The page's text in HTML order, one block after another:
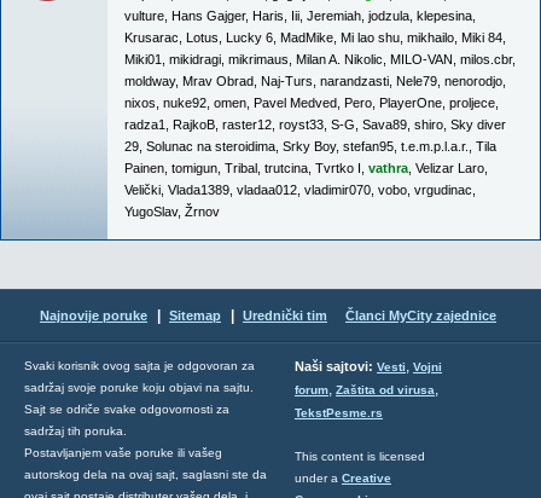
vulture Hans Gajger, Haris Iii Jeremiah jodzula klepesina
Krusarac Lotus Lucky 6 MadMike Mi lao shu mikhailo Miki 84
Miki01
mikidragi mikrimaus Milan A. Nikolic MILO-VAN milos.cbr,
moldway, Mrav Obrad Naj-Turs narandzasti Nele79 nenorodjo
nixos nuke92 omen Pavel Medved Pero PlayerOne proljece
radza1
RajkoB raster12 royst33 S-G Sava89 shiro Sky diver
29 Solunac na steroidima Srky Boy, stefan95 t.e.m.p.l.a.r.
Tila
Painen tomigun Tribal trutcina Tvrtko I vathra Velizar Laro
Velički Vlada1389 vladaa012 vladimir070 vobo vrgudinac
YugoSlav, Žrnov
Najnovije poruke Sitemap Urednički tim Članci MyCity zajednice
Svaki korisnik ovog sajta je odgovoran za
sadržaj svoje poruke koju objavi na sajtu.
Sajt se odriče svake odgovornosti za
sadržaj tih poruka.
Postavljanjem vaše poruke ili vašeg
autorskog dela na ovaj sajt, saglasni ste da
Naši sajtovi: Vesti, Vojni
forum, Zaštita od virusa,
TekstPesme.rs
This content is licensed
under a Creative